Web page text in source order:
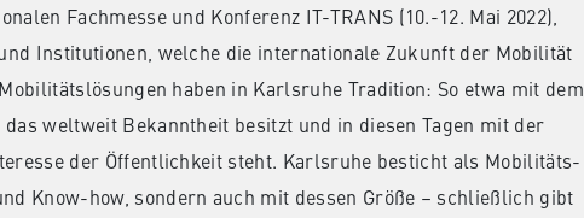
Fachmesse und Konferenz IT-TRANS (10.-12. Mai 2022),
Institutionen, welche die internationale Zukunft der Mobilität
haben in Karlsruhe Tradition: So etwa mit dem
weltweit Bekanntheit besitzt und in diesen Tagen mit der
der Öffentlichkeit steht. Karlsruhe besticht als Mobilitäts-
Know-how, sondern auch mit dessen Größe – schließlich gibt